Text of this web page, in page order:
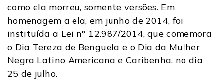
como ela morreu, somente versões. Em
homenagem a ela, em junho de 2014, foi
instituída a Lei n° 12.987/2014, que comemora
o Dia Tereza de Benguela e o Dia da Mulher
Negra Latino Americana e Caribenha, no dia
25 de julho.